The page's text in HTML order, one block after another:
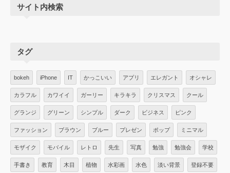
サイト内検索
タグ
bokeh iPhone IT かっこいい アプリ エレガント オシャレ
カラフル カワイイ ガーリー キラキラ クリスマス クール
グランジ グリーン シンプル ダーク ビジネス ピンク
ファッション ブラウン ブルー プレゼン ポップ ミニマル
モザイク モバイル レトロ 先生 写真 勉強 勉強会 学校
手書き 教育 木目 植物 水彩画 水色 淡い背景 登録不要